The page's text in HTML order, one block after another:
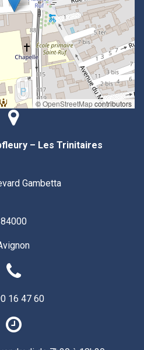
©OpenStreetMapcontributors
– Les Trinitaires
Gambetta
84000
16 47 60